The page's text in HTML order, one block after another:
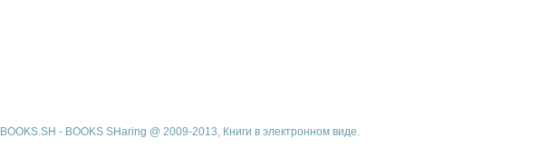
BOOKS.SH - BOOKS SHaring @ 2009-2013, Книги в электронном виде.